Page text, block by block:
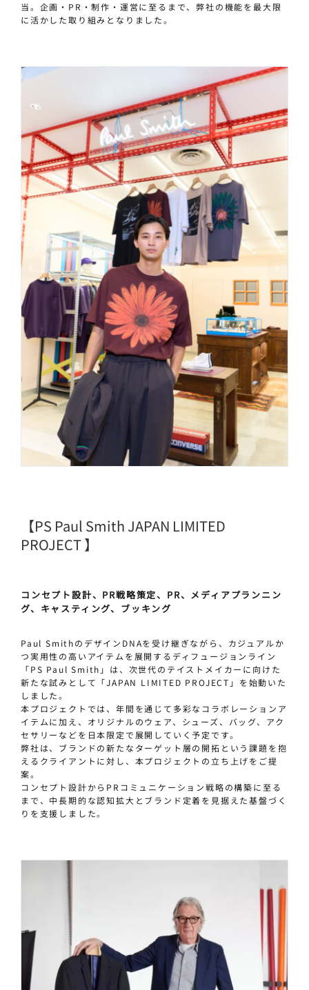
当。企画・PR・制作・運営に至るまで、弊社の機能を最大限
に活かした取り組みとなりました。
【PS Paul Smith JAPAN LIMITED
PROJECT 】
コンセプト設計、PR戦略策定、PR、メディアプランニン
グ、キャスティング、ブッキング
Paul SmithのデザインDNAを受け継ぎながら、カジュアルか
つ実用性の高いアイテムを展開するディフュージョンライン
「PS Paul Smith」は、次世代のテイストメイカーに向けた
新たな試みとして「JAPAN LIMITED PROJECT」を始動いた
しました。
本プロジェクトでは、年間を通じて多彩なコラボレーションア
イテムに加え、オリジナルのウェア、シューズ、バッグ、アク
セサリーなどを日本限定で展開していく予定です。
弊社は、ブランドの新たなターゲット層の開拓という課題を抱
えるクライアントに対し、本プロジェクトの立ち上げをご提
案。
コンセプト設計からPRコミュニケーション戦略の構築に至る
まで、中長期的な認知拡大とブランド定着を見据えた基盤づく
りを支援しました。